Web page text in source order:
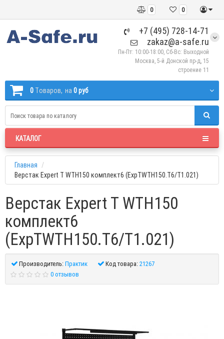
0
0
+7 (495) 728-14-71
zakaz@a-safe.ru
Пн-Пт: 10:00-18:00, Сб-Вс: Выходной
Москва, 5-й Донской пр-д, 15
строение 11
0 Tоваров, на 0 руб
КАТАЛОГ
Главная
Верстак Expert T WTH150 комплект6 (ExpTWTH150.T6/T1.021)
Верстак Expert T WTH150
комплект6
(ExpTWTH150.T6/T1.021)
Производитель:Практик Код товара:21267
0 отзывов